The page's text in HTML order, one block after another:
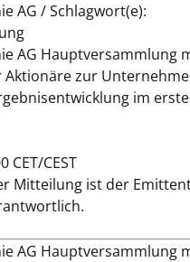
AG / Schlagwort(e):
AG Hauptversammlung
zur
im
CET/CEST
Mitteilung ist der
AG Hauptversammlung